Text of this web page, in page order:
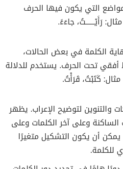
التي يكون فيها الحرف
رَأَيْــــــتُ، جاءَءً.
الكلمة في بعض الحالات،
تحت الحرف. يستخدم للدلالة
كَتَبْتُ، قَرَأْتُ.
والتنوين لتوضيح الإعراب. يظهر
وعلى آخر الكلمات وعلى
أن يكون التشكيل متغيرًا
للكلمة.